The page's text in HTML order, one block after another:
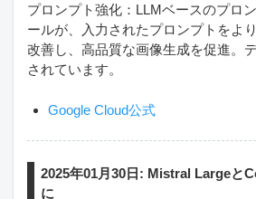
プロンプト強化：LLMベースのプロ
ールが、入力されたプロンプトをよ
改善し、高品質な画像生成を促進。
されています。
Google Cloud公式
2025年01月30日: Mistral Largeと
に